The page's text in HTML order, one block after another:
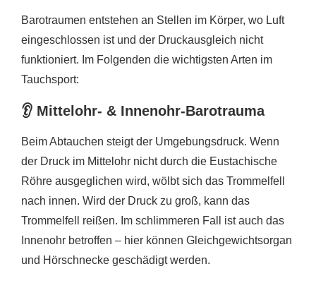
Barotraumen entstehen an Stellen im Körper, wo Luft
eingeschlossen ist und der Druckausgleich nicht
funktioniert. Im Folgenden die wichtigsten Arten im
Tauchsport:
👂 Mittelohr- & Innenohr-Barotrauma
Beim Abtauchen steigt der Umgebungsdruck. Wenn
der Druck im Mittelohr nicht durch die Eustachische
Röhre ausgeglichen wird, wölbt sich das Trommelfell
nach innen. Wird der Druck zu groß, kann das
Trommelfell reißen. Im schlimmeren Fall ist auch das
Innenohr betroffen – hier können Gleichgewichtsorgan
und Hörschnecke geschädigt werden.